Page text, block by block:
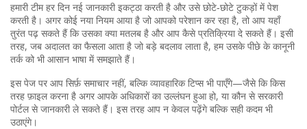
हमारी टीम हर दिन नई जानकारी इकट्ठा करती है और उसे छोटे‑छोटे टुकड़ों में पेश
करती है। अगर कोई नया नियम आया है जो आपको परेशान कर रहा है, तो आप यहाँ
तुरंत पढ़ सकते हैं कि उसका क्या मतलब है और आप कैसे प्रतिक्रिया दे सकते हैं। इसी
तरह, जब अदालत का फैसला आता है जो बड़े बदलाव लाता है, हम उसके पीछे के कानूनी
तर्क को भी आसान भाषा में समझाते हैं।
इस पेज पर आप सिर्फ़ समाचार नहीं, बल्कि व्यावहारिक टिप्स भी पाएँगे—जैसे कि किस
तरह फ़ाइल करना है अगर आपके अधिकारों का उल्लंघन हुआ हो, या कौन से सरकारी
पोर्टल से जानकारी ले सकते हैं। इस तरह आप न केवल पढ़ेंगे बल्कि सही कदम भी
उठाएंगे।